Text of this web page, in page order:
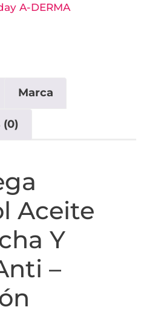
A-DERMA
Marca
(0)
Aceite
Y
–